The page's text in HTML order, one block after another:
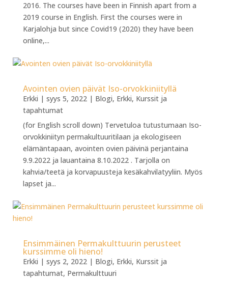
2016. The courses have been in Finnish apart from a
2019 course in English. First the courses were in
Karjalohja but since Covid19 (2020) they have been
online,...
Avointen ovien päivät Iso-orvokkiniityllä
Erkki | syys 5, 2022| Blogi, Erkki, Kurssit ja
tapahtumat
(for English scroll down) Tervetuloa tutustumaan Iso-
orvokkiniityn permakultuuritilaan ja ekologiseen
elämäntapaan, avointen ovien päivinä perjantaina
9.9.2022 ja lauantaina 8.10.2022 . Tarjolla on
kahvia/teetä ja korvapuusteja kesäkahvilatyyliin. Myös
lapset ja...
Ensimmäinen Permakulttuurin perusteet
kurssimme oli hieno!
Erkki | syys 2, 2022| Blogi, Erkki, Kurssit ja
tapahtumat, Permakulttuuri